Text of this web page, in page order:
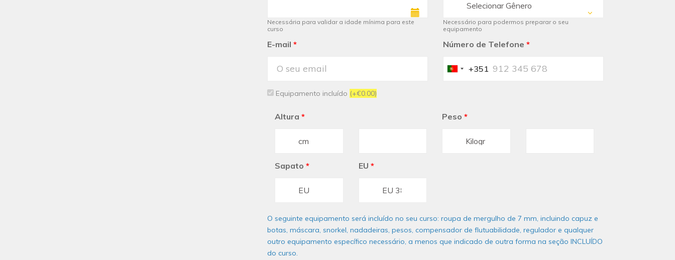
Necessária para validar a idade mínima para este
curso
Selecionar Gênero
Necessário para podermos preparar o seu
equipamento
E-mail * Número de Telefone *
Portugal
+351
Equipamento incluído (+€0.00)
Altura * Peso *
Sapato * EU *
O seguinte equipamento será incluído no seu curso: roupa de mergulho de 7 mm, incluindo capuz e
botas, máscara, snorkel, nadadeiras, pesos, compensador de flutuabilidade, regulador e qualquer
outro equipamento específico necessário, a menos que indicado de outra forma na seção INCLUÍDO
do curso.